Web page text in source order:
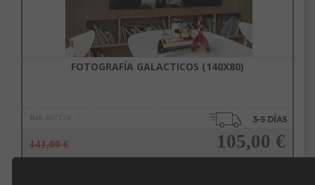
FOTOGRAFÍA GALACTICOS (140X80)
Ref. 607124
141,00 € 105,00 €